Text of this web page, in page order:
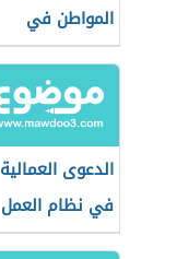
المواطن في
المحافظة على
الأمن
الدعوى العمالية
في نظام العمل
السعودي